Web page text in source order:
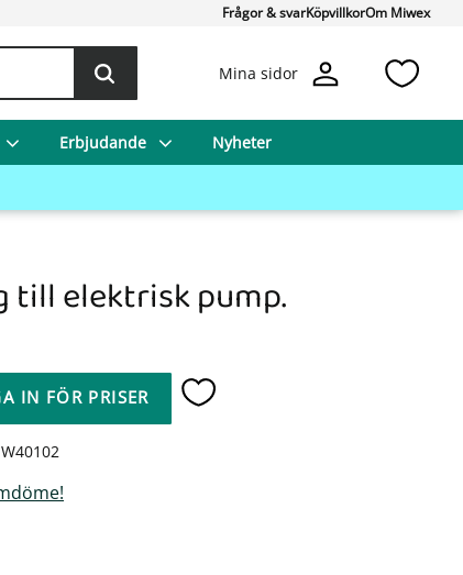
Frågor & svarKöpvillkorOm Miwex
Mina sidor
Erbjudande Nyheter
till elektrisk pump.
IN FÖR PRISER Lägg till i favoriter
W40102